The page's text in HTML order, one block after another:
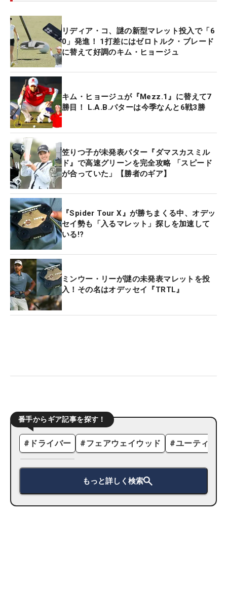
リディア・コ、謎の新型マレット投入で「6
0」発進！ 1打差にはゼロトルク・ブレード
に替えて好調のキム・ヒョージュ
キム・ヒョージュが『Mezz.1』に替えて7
勝目！ L.A.B.パターは今季なんと6戦3勝
笠りつ子が未発表パター『ダマスカスミル
ド』で高速グリーンを完全攻略 「スピード
が合っていた」【勝者のギア】
『Spider Tour X』が勝ちまくる中、オデッ
セイ勢も「入るマレット」探しを加速して
いる!?
ミンウー・リーが謎の未発表マレットを投
入！その名はオデッセイ『TRTL』
番手からギア記事を探す！
# ドライバー #フェアウェイウッド #ユーティリ
もっと詳しく検索